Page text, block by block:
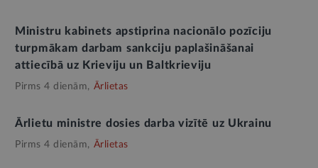
Ministru kabinets apstiprina nacionālo pozīciju
turpmākam darbam sankciju paplašināšanai
attiecībā uz Krieviju un Baltkrieviju
Pirms 4 dienām, Ārlietas
Ārlietu ministre dosies darba vizītē uz Ukrainu
Pirms 4 dienām, Ārlietas